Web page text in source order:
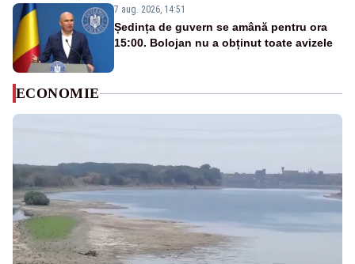
7 aug. 2026, 14:51
Ședința de guvern se amână pentru ora
15:00. Bolojan nu a obținut toate avizele
ECONOMIE